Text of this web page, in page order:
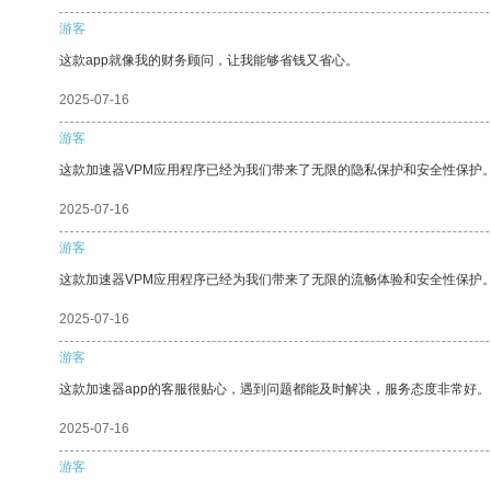
游客
这款app就像我的财务顾问，让我能够省钱又省心。
2025-07-16
游客
这款加速器VPM应用程序已经为我们带来了无限的隐私保护和安全性保护
2025-07-16
游客
这款加速器VPM应用程序已经为我们带来了无限的流畅体验和安全性保护
2025-07-16
游客
这款加速器app的客服很贴心，遇到问题都能及时解决，服务态度非常好。
2025-07-16
游客